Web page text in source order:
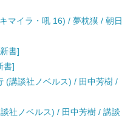
マイラ・吼 16) / 夢枕獏 / 朝日
書]
書]
(講談社ノベルス) / 田中芳樹 /
社ノベルス) / 田中芳樹 / 講談